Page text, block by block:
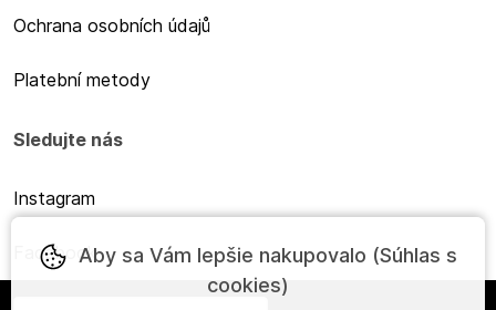
Ochrana osobních údajů
Platební metody
Sledujte nás
Instagram
FacebookAby sa Vám lepšie nakupovalo (Súhlas s
cookies)